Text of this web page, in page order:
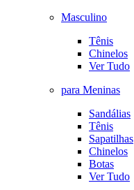
Masculino
Tênis
Chinelos
Ver Tudo
para Meninas
Sandálias
Tênis
Sapatilhas
Chinelos
Botas
Ver Tudo